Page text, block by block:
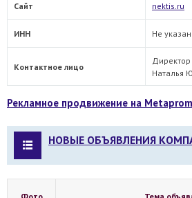
Сайт nektis.ru
ИНН Не указан
Контактное лицо
Директор
Наталья
Рекламное продвижение на
НОВЫЕ ОБЪЯВЛЕНИЯ